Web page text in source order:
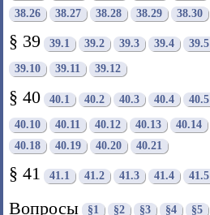
38.26
38.27 38.28 38.29 38.30
§ 39 39.1 39.2 39.3 39.4 39.5
39.10 39.11 39.12
§ 40 40.1 40.2 40.3 40.4 40.5
40.10 40.11 40.12 40.13 40.14
40.18
40.19 40.20 40.21
§ 41 41.1 41.2 41.3 41.4 41.5
Вопросы §1 §2 §3 §4 §5